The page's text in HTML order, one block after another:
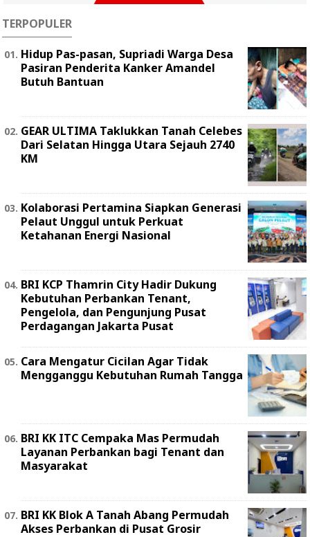
TERPOPULER
Hidup Pas-pasan, Supriadi Warga Desa
Pasiran Penderita Kanker Amandel
Butuh Bantuan
GEAR ULTIMA Taklukkan Tanah Celebes
Dari Selatan Hingga Utara Sejauh 2740
KM
Kolaborasi Pertamina Siapkan Generasi
Pelaut Unggul untuk Perkuat
Ketahanan Energi Nasional
BRI KCP Thamrin City Hadir Dukung
Kebutuhan Perbankan Tenant,
Pengelola, dan Pengunjung Pusat
Perdagangan Jakarta Pusat
Cara Mengatur Cicilan Agar Tidak
Mengganggu Kebutuhan Rumah Tangga
BRI KK ITC Cempaka Mas Permudah
Layanan Perbankan bagi Tenant dan
Masyarakat
BRI KK Blok A Tanah Abang Permudah
Akses Perbankan di Pusat Grosir